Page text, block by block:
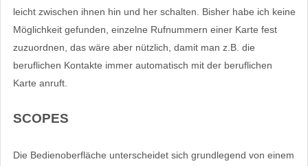
leicht zwischen ihnen hin und her schalten. Bisher habe ich keine
Möglichkeit gefunden, einzelne Rufnummern einer Karte fest
zuzuordnen, das wäre aber nützlich, damit man z.B. die
beruflichen Kontakte immer automatisch mit der beruflichen
Karte anruft.
SCOPES
Die Bedienoberfläche unterscheidet sich grundlegend von einem